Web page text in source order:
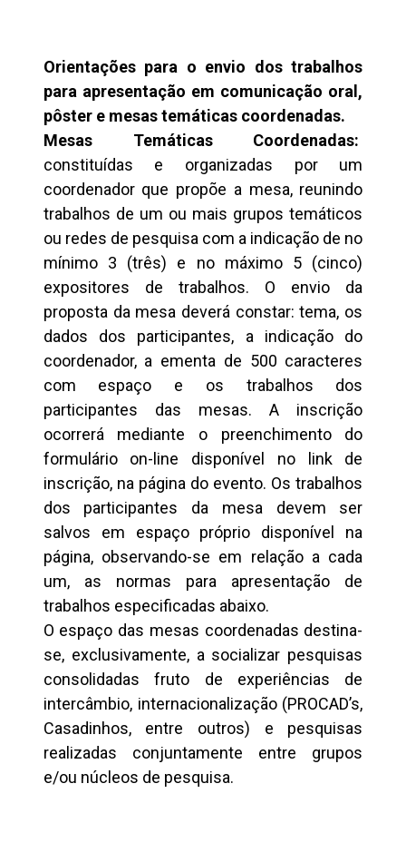
Orientações para o envio dos trabalhos
para apresentação em comunicação oral,
pôster e mesas temáticas coordenadas.
Mesas Temáticas Coordenadas:
constituídas e organizadas por um
coordenador que propõe a mesa, reunindo
trabalhos de um ou mais grupos temáticos
ou redes de pesquisa com a indicação de no
mínimo 3 (três) e no máximo 5 (cinco)
expositores de trabalhos. O envio da
proposta da mesa deverá constar: tema, os
dados dos participantes, a indicação do
coordenador, a ementa de 500 caracteres
com espaço e os trabalhos dos
participantes das mesas. A inscrição
ocorrerá mediante o preenchimento do
formulário on-line disponível no link de
inscrição, na página do evento. Os trabalhos
dos participantes da mesa devem ser
salvos em espaço próprio disponível na
página, observando-se em relação a cada
um, as normas para apresentação de
trabalhos especificadas abaixo.
O espaço das mesas coordenadas destina-
se, exclusivamente, a socializar pesquisas
consolidadas fruto de experiências de
intercâmbio, internacionalização (PROCAD’s,
Casadinhos, entre outros) e pesquisas
realizadas conjuntamente entre grupos
e/ou núcleos de pesquisa.